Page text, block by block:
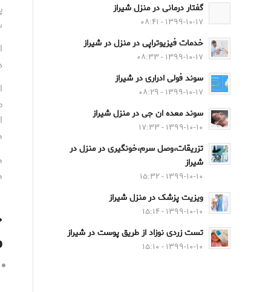
گفتار درمانی در منزل شیراز
۱۳۹۹-۱۰-۱۷ - ۰۸:۴۱
خدمات فیزیوتراپی در منزل در شیراز
۱۳۹۹-۱۰-۱۷ - ۰۸:۳۳
سوند فولی ادراری در شیراز
۱۳۹۹-۱۰-۱۷ - ۰۸:۲۹
سوند معده ان جی در منزل شیراز
۱۳۹۹-۱۰-۱۰ - ۱۷:۳۳
تزریقات،وصل سرم،خونگیری در منزل در
شیراز
۱۳۹۹-۱۰-۱۰ - ۱۵:۳۲
ویزیت پزشک در منزل شیراز
۱۳۹۹-۱۰-۱۰ - ۱۵:۱۴
تست زردی نوزاد از طریق پوست در شیراز
۱۳۹۹-۱۰-۱۰ - ۱۵:۱۰